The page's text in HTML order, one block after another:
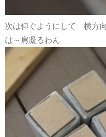
次は仰ぐようにして 横方向
は～肩凝るわん